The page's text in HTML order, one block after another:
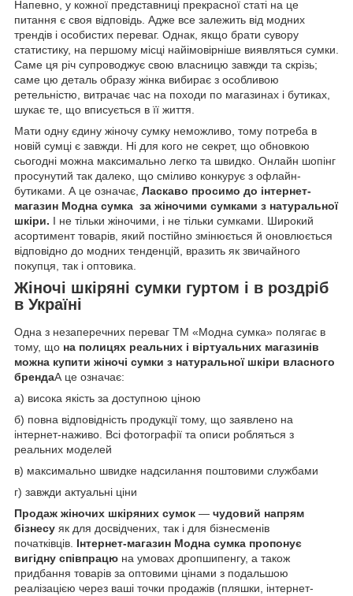
Напевно, у кожної представниці прекрасної статі на це
питання є своя відповідь. Адже все залежить від модних
трендів і особистих переваг. Однак, якщо брати сувору
статистику, на першому місці найімовірніше виявляться сумки.
Саме ця річ супроводжує свою власницю завжди та скрізь;
саме цю деталь образу жінка вибирає з особливою
ретельністю, витрачає час на походи по магазинах і бутиках,
шукає те, що вписується в її життя.
Мати одну єдину жіночу сумку неможливо, тому потреба в
новій сумці є завжди. Ні для кого не секрет, що обновкою
сьогодні можна максимально легко та швидко. Онлайн шопінг
просунутий так далеко, що сміливо конкурує з офлайн-
бутиками. А це означає, Ласкаво просимо до інтернет-
магазин Модна сумка за жіночими сумками з натуральної
шкіри. І не тільки жіночими, і не тільки сумками. Широкий
асортимент товарів, який постійно змінюється й оновлюється
відповідно до модних тенденцій, вразить як звичайного
покупця, так і оптовика.
Жіночі шкіряні сумки гуртом і в роздріб
в Україні
Одна з незаперечних переваг TM «Модна сумка» полягає в
тому, що на полицях реальних і віртуальних магазинів
можна купити жіночі сумки з натуральної шкіри власного
брендаА це означає:
а) висока якість за доступною ціною
б) повна відповідність продукції тому, що заявлено на
інтернет-наживо. Всі фотографії та описи робляться з
реальних моделей
в) максимально швидке надсилання поштовими службами
г) завжди актуальні ціни
Продаж жіночих шкіряних сумок — чудовий напрям
бізнесу як для досвідчених, так і для бізнесменів
початківців. Інтернет-магазин Модна сумка пропонує
вигідну співпрацю на умовах дропшипенгу, а також
придбання товарів за оптовими цінами з подальшою
реалізацією через ваші точки продажів (пляшки, інтернет-